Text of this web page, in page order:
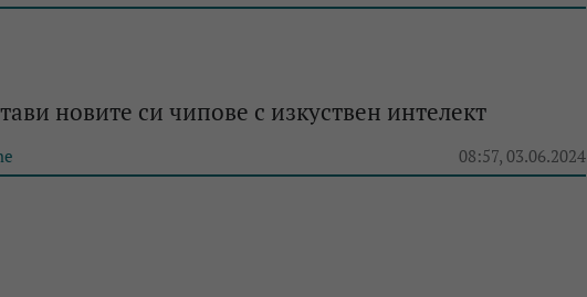
новите си чипове с изкуствен интелект
08:57, 03.06.2024